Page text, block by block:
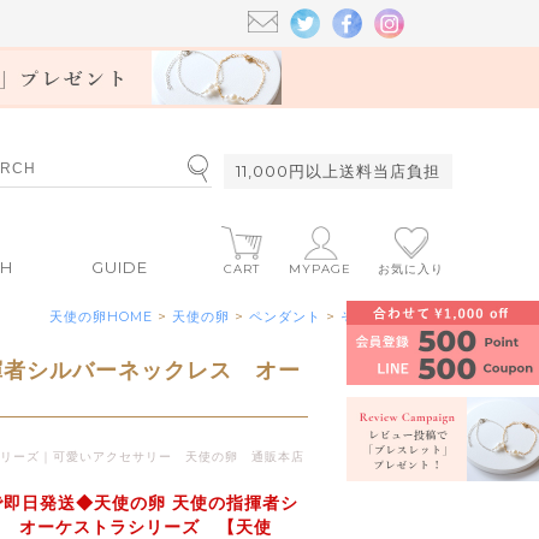
11,000円以上送料当店負担
GUIDE CART MYPAGE お気に入り
天使の卵HOME > 天使の卵 > ペンダント > その他
シルバーネックレス オー
ーズ｜可愛いアクセサリー 天使の卵 通販本店
日発送◆天使の卵 天使の指揮者シ
オーケストラシリーズ 【天使